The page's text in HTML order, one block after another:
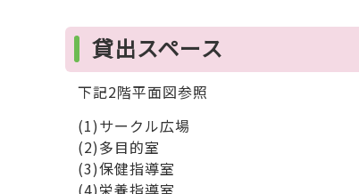
貸出スペース
下記2階平面図参照
(1)サークル広場
(2)多目的室
(3)保健指導室
(4)栄養指導室